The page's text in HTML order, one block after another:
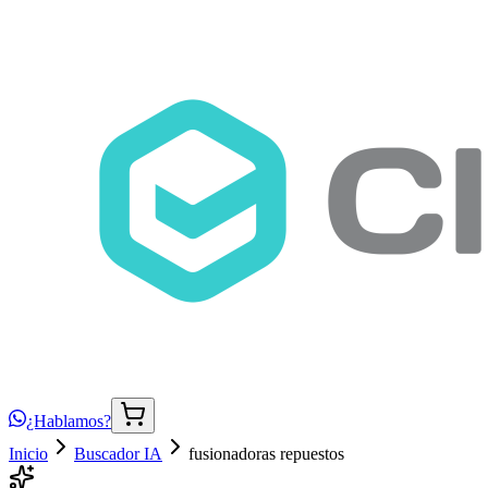
¿Hablamos?
Inicio
Buscador IA fusionadoras repuestos